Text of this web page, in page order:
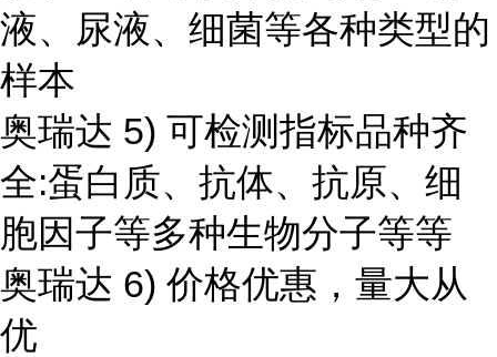
液、尿液、细菌等各种类型的
样本
奥瑞达 5) 可检测指标品种齐
全:蛋白质、抗体、抗原、细
胞因子等多种生物分子等等
奥瑞达 6) 价格优惠，量大从
优